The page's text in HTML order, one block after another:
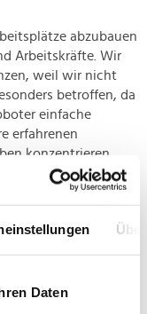
Daten
abzubauen
Arbeitskräfte. Wir
weil wir nicht
betroffen, da
einfache
erfahrenen
konzentrieren.
Testphase, aber wir
sagte: